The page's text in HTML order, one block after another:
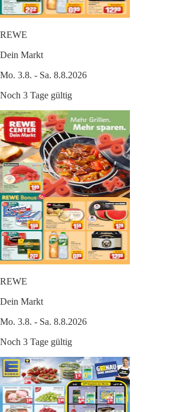
REWE
Dein Markt
Mo. 3.8. - Sa. 8.8.2026
Noch 3 Tage gültig
REWE
Dein Markt
Mo. 3.8. - Sa. 8.8.2026
Noch 3 Tage gültig